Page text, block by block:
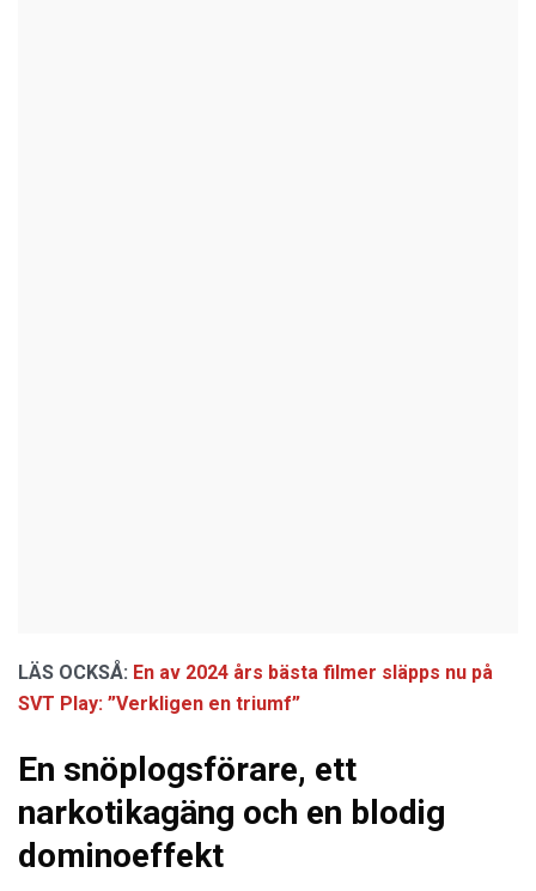
LÄS OCKSÅ: En av 2024 års bästa filmer släpps nu på
SVT Play: ”Verkligen en triumf”
En snöplogsförare, ett
narkotikagäng och en blodig
dominoeffekt